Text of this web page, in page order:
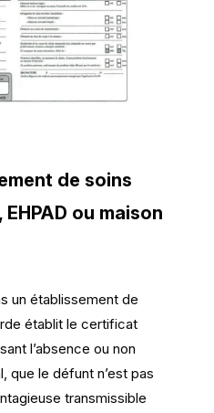
de soins
ou maison
un établissement de
établit le certificat
l’absence ou non
que le défunt n’est pas
transmissible